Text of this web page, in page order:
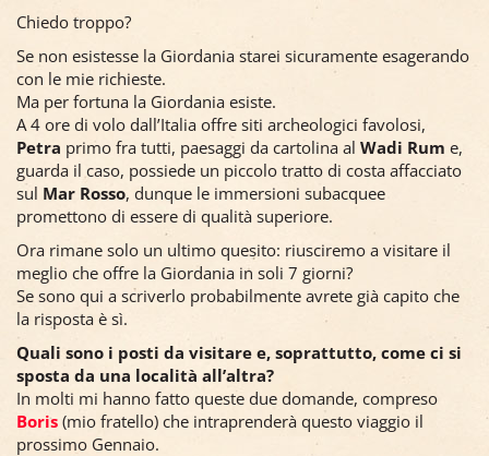
Chiedo troppo?
Se non esistesse la Giordania starei sicuramente esagerando
con le mie richieste.
Ma per fortuna la Giordania esiste.
A 4 ore di volo dall’Italia offre siti archeologici favolosi,
Petra primo fra tutti, paesaggi da cartolina al Wadi Rum e,
guarda il caso, possiede un piccolo tratto di costa affacciato
sul Mar Rosso, dunque le immersioni subacquee
promettono di essere di qualità superiore.
Ora rimane solo un ultimo quesito: riusciremo a visitare il
meglio che offre la Giordania in soli 7 giorni?
Se sono qui a scriverlo probabilmente avrete già capito che
la risposta è sì.
Quali sono i posti da visitare e, soprattutto, come ci si
sposta da una località all’altra?
In molti mi hanno fatto queste due domande, compreso
Boris (mio fratello) che intraprenderà questo viaggio il
prossimo Gennaio.